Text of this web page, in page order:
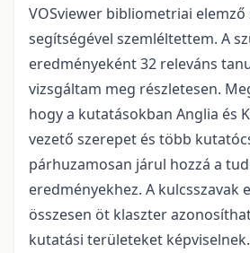
VOSviewer bibliometriai
segítségével szemléltettem. A
eredményeként 32 releváns
vizsgáltam meg részletesen.
hogy a kutatásokban Anglia és
vezető szerepet és több
párhuzamosan járul hozzá a
eredményekhez. A kulcsszavak
összesen öt klaszter
kutatási területeket képviselnek.